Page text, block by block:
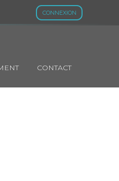
CONNEXION
CONTACT